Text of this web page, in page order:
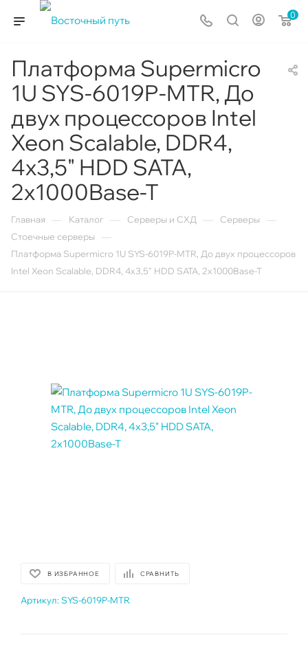
0
Платформа Supermicro
1U SYS-6019P-MTR, До
двух процессоров Intel
Xeon Scalable, DDR4,
4x3,5" HDD SATA,
2x1000Base-T
Главная Каталог Серверы и СХД Серверы
Стоечные серверы
Платформа Supermicro 1U SYS-6019P-MTR, До двух процессоров
Intel Xeon Scalable, DDR4, 4x3,5" HDD SATA, 2x1000Base-T
В ИЗБРАННОЕ СРАВНИТЬ
Артикул: SYS-6019P-MTR